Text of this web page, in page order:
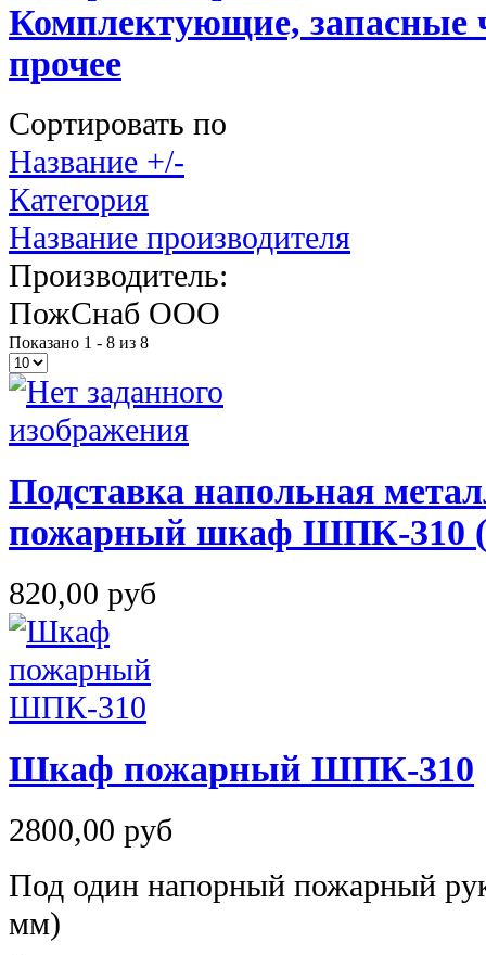
Комплектующие, запасные
прочее
Сортировать по
Название +/-
Категория
Название производителя
Производитель:
ПожСнаб ООО
Показано 1 - 8 из 8
Подставка напольная
пожарный шкаф ШПК-310
820,00 руб
Шкаф пожарный ШПК-310
2800,00 руб
Под один напорный пожарный
мм)